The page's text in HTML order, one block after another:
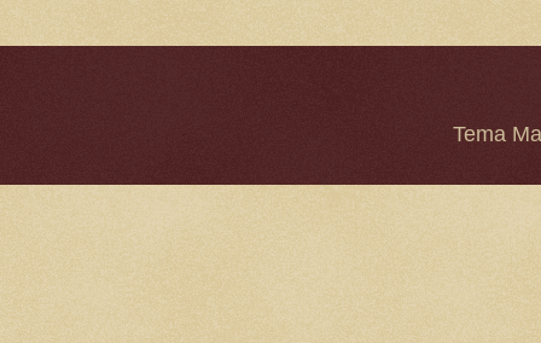
Tema